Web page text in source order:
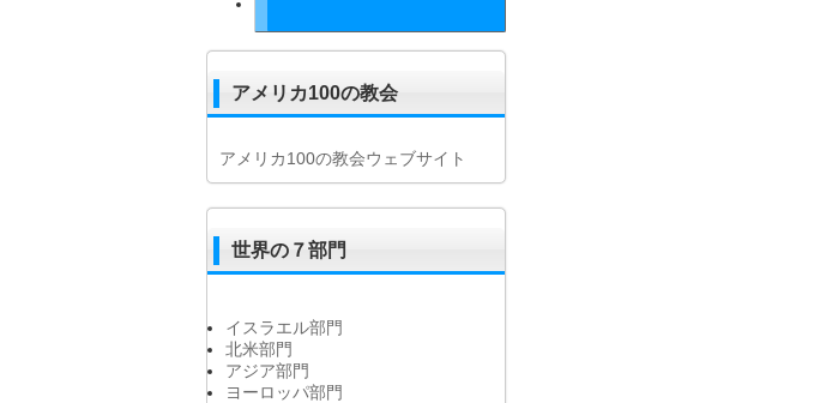
アメリカ100の教会
アメリカ100の教会ウェブサイト
世界の７部門
イスラエル部門
北米部門
アジア部門
ヨーロッパ部門